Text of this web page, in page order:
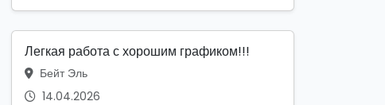
Легкая работа с хорошим графиком!!!
Бейт Эль
14.04.2026